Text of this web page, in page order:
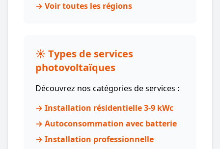
→ Voir toutes les régions
☀️ Types de services
photovoltaïques
Découvrez nos catégories de services :
→ Installation résidentielle 3-9 kWc
→ Autoconsommation avec batterie
→ Installation professionnelle